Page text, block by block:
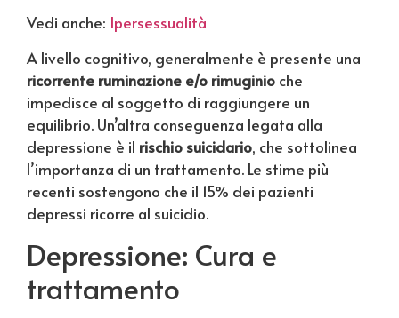
Vedi anche: Ipersessualità
A livello cognitivo, generalmente è presente una
ricorrente ruminazione e/o rimuginio che
impedisce al soggetto di raggiungere un
equilibrio. Un’altra conseguenza legata alla
depressione è il rischio suicidario, che sottolinea
l’importanza di un trattamento. Le stime più
recenti sostengono che il 15% dei pazienti
depressi ricorre al suicidio.
Depressione: Cura e
trattamento